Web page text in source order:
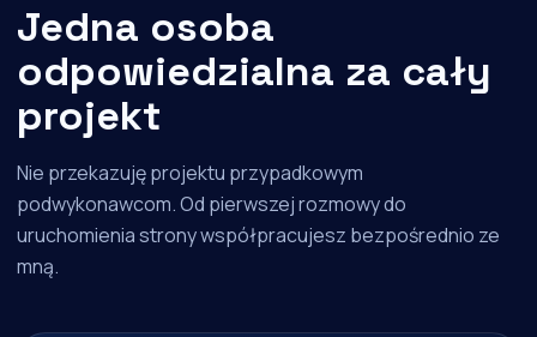
Jedna osoba
odpowiedzialna za cały
projekt
Nie przekazuję projektu przypadkowym
podwykonawcom. Od pierwszej rozmowy do
uruchomienia strony współpracujesz bezpośrednio ze
mną.